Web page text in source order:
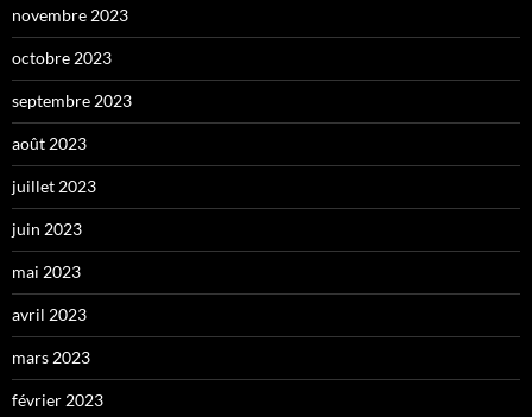
novembre 2023
octobre 2023
septembre 2023
août 2023
juillet 2023
juin 2023
mai 2023
avril 2023
mars 2023
février 2023